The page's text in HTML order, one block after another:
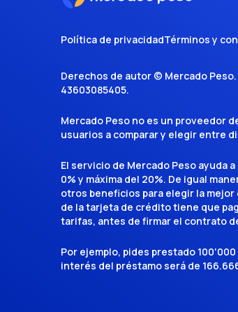
Política de privacidadTérminos y
Derechos de autor © Mercado Peso
43603085405.
Mercado Peso no es un proveedor
usuarios a comparar y elegir entre
El servicio de Mercado Peso ayuda
0% y máxima del 20%. De igual
otros beneficios para elegir la
de la tarjeta de crédito tiene que
tarifas, antes de firmar el contrato
Por ejemplo, pides prestado
interés del préstamo será de